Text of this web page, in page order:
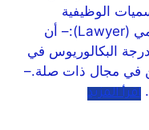
الوظيفية
التالية: الوظائف الشاغرة: 1- محامي (Lawyer):– أن
البكالوريوس في
في مجال ذات صلة.–
اقرأ المزيد